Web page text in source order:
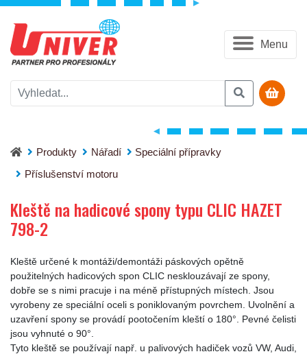
Menu
Produkty Nářadí
Speciální přípravky
Příslušenství motoru
Kleště na hadicové spony typu CLIC HAZET 798-2
Kleště na hadicové spony typu CLIC HAZET
798-2
Kleště určené k montáži/demontáži páskových opětně
použitelných hadicových spon CLIC nesklouzávají ze spony,
dobře se s nimi pracuje i na méně přístupných místech. Jsou
vyrobeny ze speciální oceli s poniklovaným povrchem. Uvolnění a
uzavření spony se provádí pootočením kleští o 180°. Pevné čelisti
jsou vyhnuté o 90°.
Tyto kleště se používají např. u palivových hadiček vozů VW, Audi,